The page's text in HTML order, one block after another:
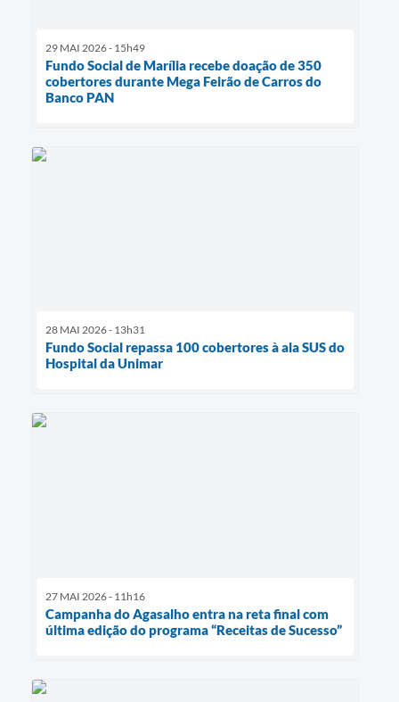
29 MAI 2026 - 15h49
Fundo Social de Marília recebe doação de 350
cobertores durante Mega Feirão de Carros do
Banco PAN
28 MAI 2026 - 13h31
Fundo Social repassa 100 cobertores à ala SUS do
Hospital da Unimar
27 MAI 2026 - 11h16
Campanha do Agasalho entra na reta final com
última edição do programa “Receitas de Sucesso”